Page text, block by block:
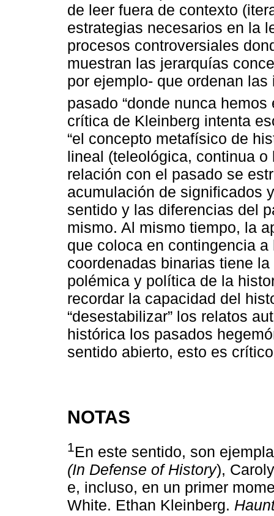
de leer fuera de contexto
estrategias necesarios en la
procesos controversiales
muestran las jerarquías
por ejemplo- que ordenan
pasado “donde nunca hemos
crítica de Kleinberg intenta
“el concepto metafísico de
lineal (teleológica, continua
relación con el pasado se
acumulación de significados
sentido y las diferencias del
mismo. Al mismo tiempo, la
que coloca en contingencia
coordenadas binarias tiene
polémica y política de la
recordar la capacidad del
“desestabilizar” los relatos
histórica los pasados
sentido abierto, esto es
NOTAS
1En este sentido, son
(In Defense of History),
e, incluso, en un primer
White. Ethan Kleinberg.